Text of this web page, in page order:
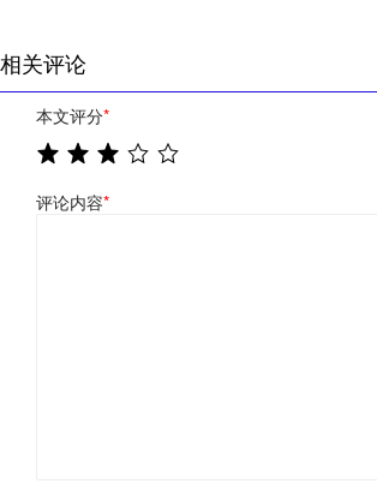
相关评论
本文评分*
评论内容*